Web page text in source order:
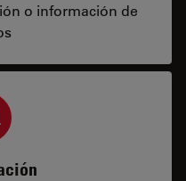
o información de